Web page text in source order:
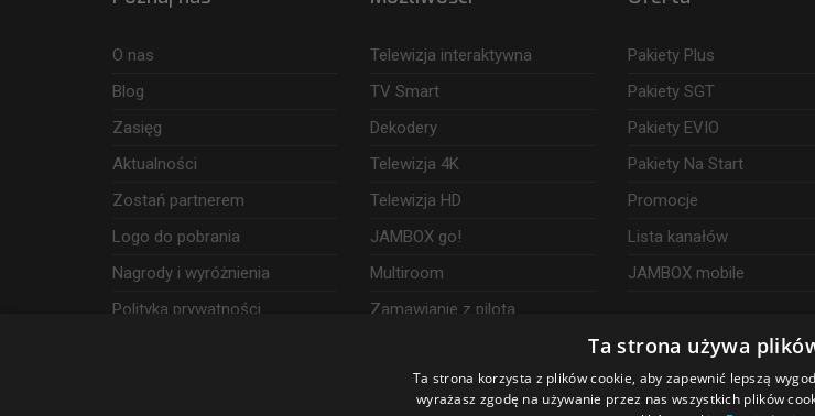
O nas
Blog
Zasięg
Aktualności
Zostań partnerem
Logo do pobrania
Nagrody i wyróżnienia
Polityka prywatności
Telewizja interaktywna
TV Smart
Dekodery
Telewizja 4K
Telewizja HD
JAMBOX go!
Multiroom
Zamawianie z pilota
Pakiety Plus
Pakiety SGT
Pakiety EVIO
Pakiety Na Start
Promocje
Lista kanałów
JAMBOX mobile
Ta strona używa
Ta strona korzysta z plików cookie, aby zapewnić lepszą
wyrażasz zgodę na używanie przez nas wszystkich plików